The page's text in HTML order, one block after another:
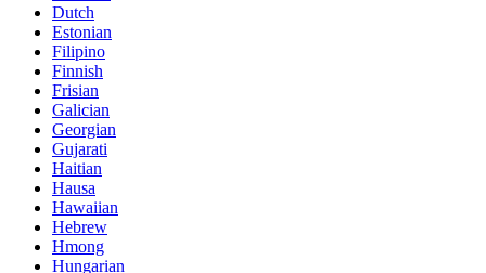
Dutch
Estonian
Filipino
Finnish
Frisian
Galician
Georgian
Gujarati
Haitian
Hausa
Hawaiian
Hebrew
Hmong
Hungarian